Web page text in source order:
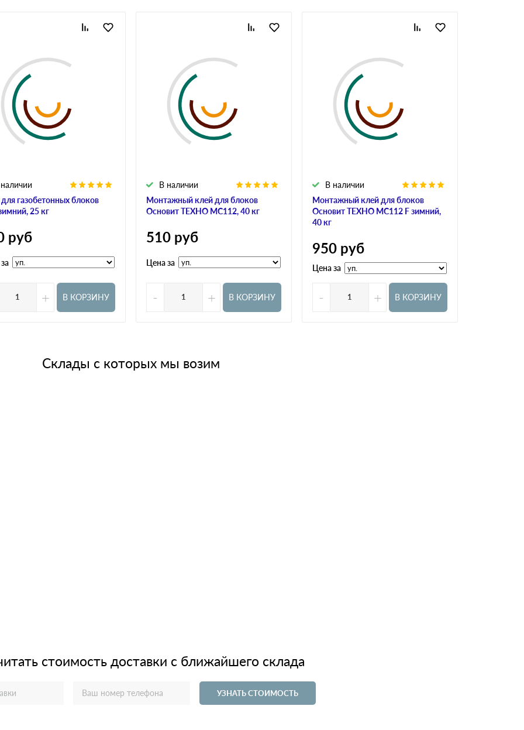
газобетонных блоков
25 кг
руб
+ В КОРЗИНУ
Монтажный клей для блоков
Основит ТЕХНО МС112, 40 кг
В наличии
510 руб
Цена за
- + В КОРЗИНУ
Монтажный клей для блоков
Основит ТЕХНО MC112 F зимний,
40 кг
В наличии
950 руб
Цена за
- + В КОРЗИНУ
Склады с которых мы возим
стоимость доставки с ближайшего склада
УЗНАТЬ СТОИМОСТЬ